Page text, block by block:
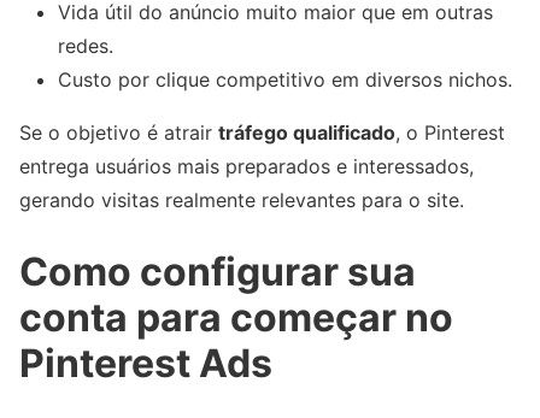
Vida útil do anúncio muito maior que em outras
redes.
Custo por clique competitivo em diversos nichos.
Se o objetivo é atrair tráfego qualificado, o Pinterest
entrega usuários mais preparados e interessados,
gerando visitas realmente relevantes para o site.
Como configurar sua
conta para começar no
Pinterest Ads